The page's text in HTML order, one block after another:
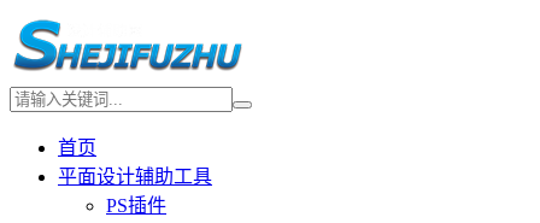
首页
平面设计辅助工具
PS插件